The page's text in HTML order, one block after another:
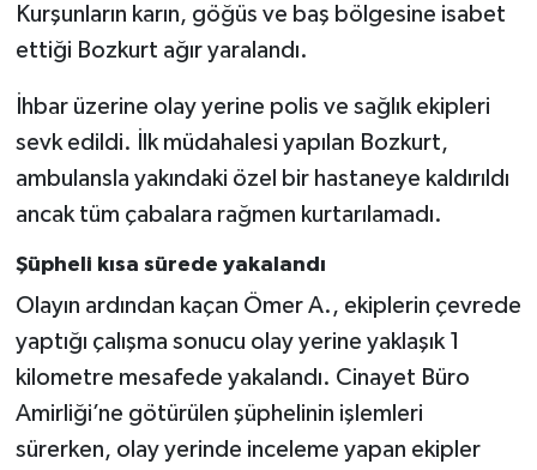
Kurşunların karın, göğüs ve baş bölgesine isabet
ettiği Bozkurt ağır yaralandı.
İhbar üzerine olay yerine polis ve sağlık ekipleri
sevk edildi. İlk müdahalesi yapılan Bozkurt,
ambulansla yakındaki özel bir hastaneye kaldırıldı
ancak tüm çabalara rağmen kurtarılamadı.
Şüpheli kısa sürede yakalandı
Olayın ardından kaçan Ömer A., ekiplerin çevrede
yaptığı çalışma sonucu olay yerine yaklaşık 1
kilometre mesafede yakalandı. Cinayet Büro
Amirliği’ne götürülen şüphelinin işlemleri
sürerken, olay yerinde inceleme yapan ekipler